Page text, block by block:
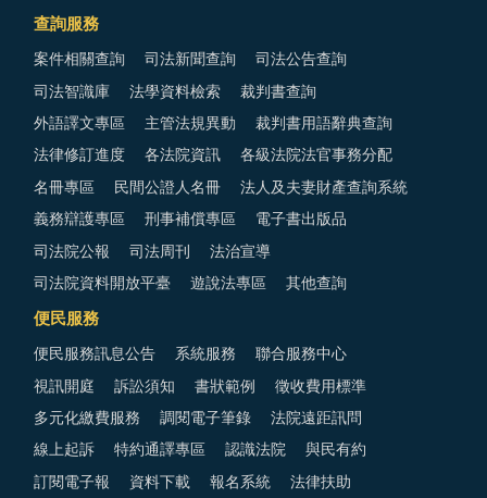
查詢服務
案件相關查詢 司法新聞查詢 司法公告查詢
司法智識庫 法學資料檢索 裁判書查詢
外語譯文專區 主管法規異動 裁判書用語辭典查詢
法律修訂進度 各法院資訊 各級法院法官事務分配
名冊專區 民間公證人名冊 法人及夫妻財產查詢系統
義務辯護專區 刑事補償專區 電子書出版品
司法院公報 司法周刊 法治宣導
司法院資料開放平臺 遊說法專區 其他查詢
便民服務
便民服務訊息公告 系統服務 聯合服務中心
視訊開庭 訴訟須知 書狀範例 徵收費用標準
多元化繳費服務 調閱電子筆錄 法院遠距訊問
線上起訴 特約通譯專區 認識法院 與民有約
訂閱電子報 資料下載 報名系統 法律扶助